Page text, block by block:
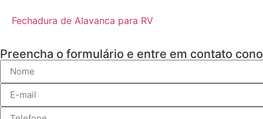
​Fechadura de Alavanca para RV
Preencha o formulário e entre em contato